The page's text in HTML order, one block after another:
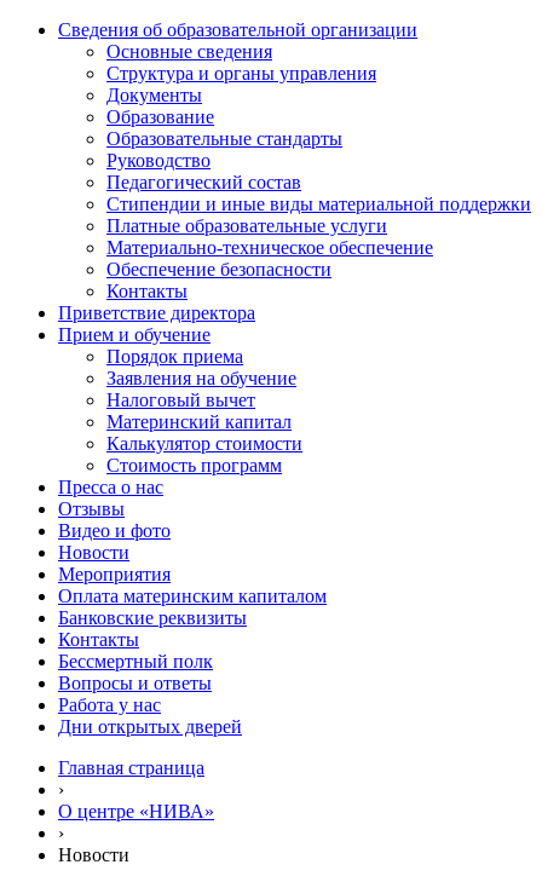
Сведения об образовательной организации
Основные сведения
Структура и органы управления
Документы
Образование
Образовательные стандарты
Руководство
Педагогический состав
Стипендии и иные виды материальной поддержки
Платные образовательные услуги
Материально-техническое обеспечение
Обеспечение безопасности
Контакты
Приветствие директора
Прием и обучение
Порядок приема
Заявления на обучение
Налоговый вычет
Материнский капитал
Калькулятор стоимости
Стоимость программ
Пресса о нас
Отзывы
Видео и фото
Новости
Мероприятия
Оплата материнским капиталом
Банковские реквизиты
Контакты
Бессмертный полк
Вопросы и ответы
Работа у нас
Дни открытых дверей
Главная страница
›
О центре «НИВА»
›
Новости